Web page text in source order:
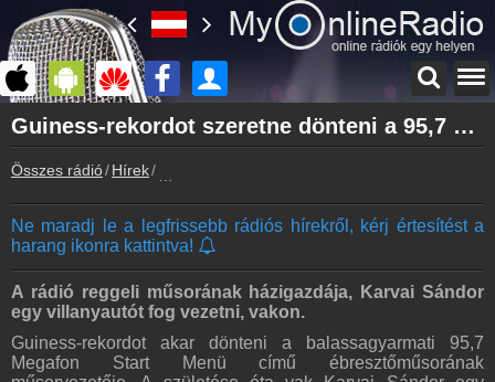
Főoldal
myonlineradio.hu
Bejelentkezés
Kapcsolat
Írj nekünk!
Partnerek
Rádiós partnerek
Rádió beágyazás
Ágyazd be weboldaladba
Guiness-rekordot szeretne dönteni a 95,7 Megafon műsorvezetője
Összes rádió Hírek
Ne maradj le a legfrissebb rádiós hírekről, kérj értesítést a
harang ikonra kattintva!
A rádió reggeli műsorának házigazdája, Karvai Sándor
egy villanyautót fog vezetni, vakon.
Guiness-rekordot akar dönteni a balassagyarmati 95,7
Megafon Start Menü című ébresztőműsorának